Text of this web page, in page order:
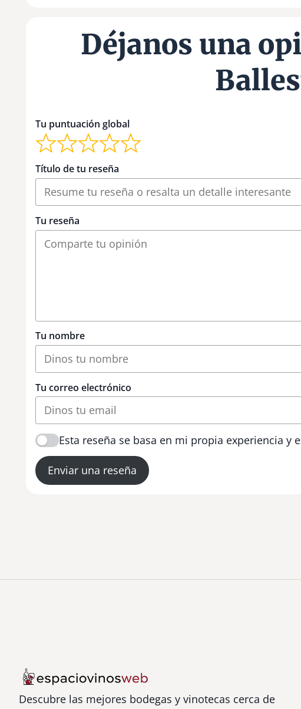
Déjanos una
Tu puntuación global
Título de tu reseña
Tu reseña
Tu nombre
Tu correo electrónico
Esta reseña se basa en mi propia experiencia y
Enviar una reseña
Descubre las mejores bodegas y vinotecas cerca de